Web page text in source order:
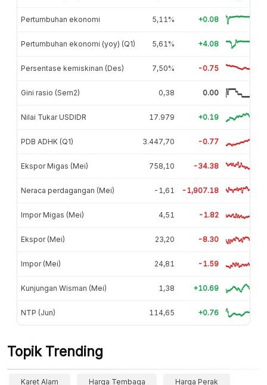
Pertumbuhan ekonomi 5,11% +0.08
Pertumbuhan ekonomi (yoy) (Q1) 5,61% +4.08
Persentase kemiskinan (Des) 7,50% -0.75
Gini rasio (Sem2) 0,38 0.00
Nilai Tukar USDIDR 17.979 +0.19
PDB ADHK (Q1) 3.447,70 -0.77
Ekspor Migas (Mei) 758,10 -34.38
Neraca perdagangan (Mei) -1,61 -1,907.18
Impor Migas (Mei) 4,51 -1.82
Ekspor (Mei) 23,20 -8.30
Impor (Mei) 24,81 -1.59
Kunjungan Wisman (Mei) 1,38 +10.69
NTP (Jun) 114,65 +0.76
Topik Trending
Karet Alam Harga Tembaga Harga Perak